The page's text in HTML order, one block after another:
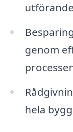
genom
hela